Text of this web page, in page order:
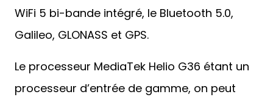
WiFi 5 bi-bande intégré, le Bluetooth 5.0,
Galileo, GLONASS et GPS.
Le processeur MediaTek Helio G36 étant un
processeur d’entrée de gamme, on peut